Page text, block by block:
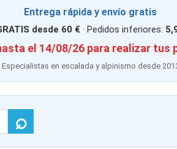
Entrega rápida y envío gratis
desde 60 €· Pedidos inferiores:
el 14/08/26 para realizar tus
Especialistas en escalada y alpinismo desde